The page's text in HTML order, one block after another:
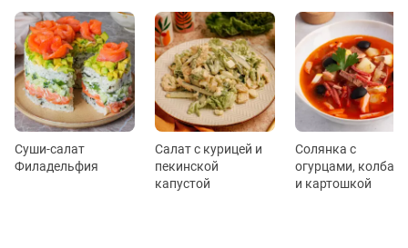
Суши-салат
Филадельфия
Салат с курицей и
пекинской
капустой
Солянка с
огурцами,
и картошкой